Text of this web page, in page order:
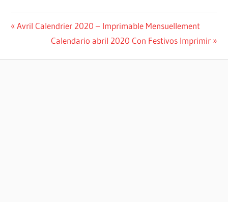
Post
navigation
Previous
Avril Calendrier 2020 – Imprimable Mensuellement
Next
Calendario abril 2020 Con Festivos Imprimir